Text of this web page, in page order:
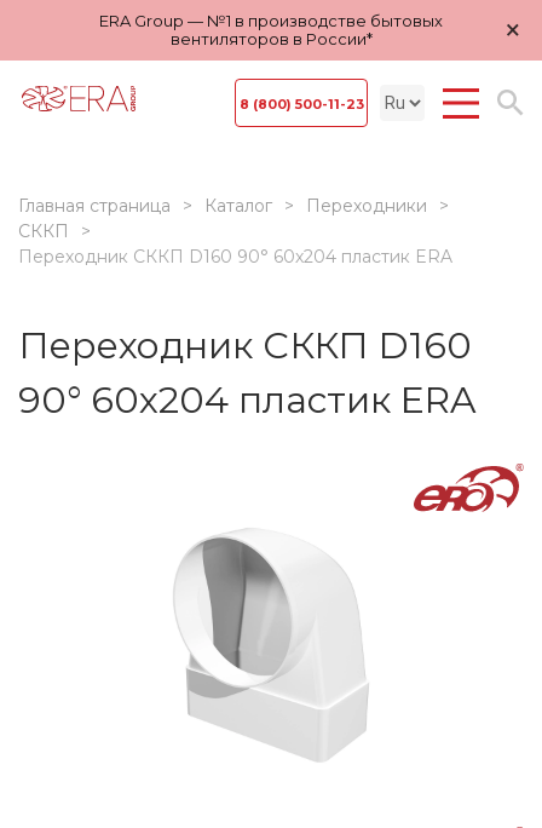
ERA Group — №1 в производстве бытовых
вентиляторов в России*
×
8 (800) 500-11-23
Главная страница Каталог
Переходники
СККП
Переходник СККП D160 90° 60х204 пластик ERA
Переходник СККП D160
90° 60х204 пластик ERA